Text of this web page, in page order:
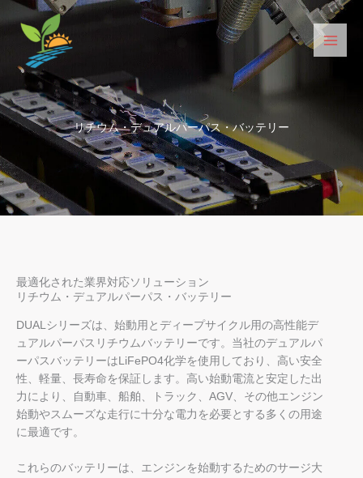
へ
ス
プ
リチウム・デュアルパーパス・バッテリー
最適化された業界対応ソリューション
リチウム・デュアルパーパス・バッテリー
DUALシリーズは、始動用とディープサイクル用の高性能デ
ュアルパーパスリチウムバッテリーです。当社のデュアルパ
ーパスバッテリーはLiFePO4化学を使用しており、高い安全
性、軽量、長寿命を保証します。高い始動電流と安定した出
力により、自動車、船舶、トラック、AGV、その他エンジン
始動やスムーズな走行に十分な電力を必要とする多くの用途
に最適です。
これらのバッテリーは、エンジンを始動するためのサージ大